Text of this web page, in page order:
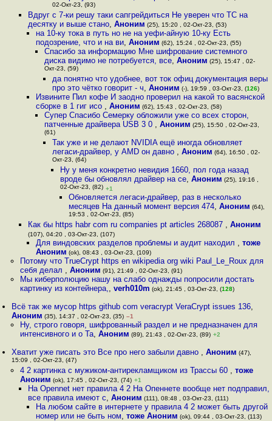
02-Окт-23, (93)
Вдруг с 7-ки решу таки сапгрейдиться Не уверен что TC на
десятку и выше стано, Аноним (25), 15:20 , 02-Окт-23, (53)
на 10-ку тока в путь но не на уефи-айную 10-ку Есть
подозрение, что и на ви,Аноним (62), 15:24 , 02-Окт-23, (55)
Спасибо за информацию Мне шифрование системного
диска видимо не потребуется, все, Аноним (25), 15:47 , 02-
Окт-23, (59)
да понятно что удобнее, вот ток офиц документация веры
про это чётко говорит - ч, Аноним (-), 19:59 , 03-Окт-23, (126)
Извините Пил кофе И заодно проверил на какой то васянской
сборке в 1 гиг исо ,Аноним (62), 15:43 , 02-Окт-23, (58)
Супер Спасибо Семерку обложили уже со всех сторон,
патченные драйвера USB 3 0 , Аноним (25), 15:50 , 02-Окт-23,
(61)
Так уже и не делают NVIDIA ещё иногда обновляет
легаси-драйвер, у AMD он давно , Аноним (64), 16:50 , 02-
Окт-23, (64)
Ну у меня конкретно невидия 1660, пол года назад
вроде бы обновлял драйвер на се,Аноним (25), 19:16 ,
02-Окт-23, (82) +1
Обновляется легаси-драйвер, раз в несколько
месяцев На данный момент версия 474, Аноним (64),
19:53 , 02-Окт-23, (85)
Как бы https habr com ru companies pt articles 268087 , Аноним
(107), 04:20 , 03-Окт-23, (107)
Для виндовских разделов проблемы и аудит находил ,тоже
Аноним (ok), 08:43 , 03-Окт-23, (109)
Потому что TrueCrypt https en wikipedia org wiki Paul_Le_Roux для
себя делал , Аноним (91), 21:49 , 02-Окт-23, (91)
Мы киберполюцию нашу на слабо однажды попросили достать
картинку из контейнера,, verh010m (ok), 21:45 , 03-Окт-23, (128)
Всё так же мусор https github com veracrypt VeraCrypt issues 136,
Аноним (35), 14:37 , 02-Окт-23, (35) –1
Ну, строго говоря, шифрованный раздел и не предназначен для
интенсивного и о Та, Аноним (89), 21:43 , 02-Окт-23, (89) +2
Хватит уже писать это Все про него забыли давно ,Аноним (47),
15:09 , 02-Окт-23, (47)
4 2 картинка с мужиком-антирекламщиком из Трассы 60 , тоже
Аноним (ok), 17:45 , 02-Окт-23, (74) +1
На Opennet нет правила 4 2 На Опеннете вообще нет подправил,
все правила имеют с, Аноним (111), 08:48 , 03-Окт-23, (111)
На любом сайте в интернете у правила 4 2 может быть другой
номер или не быть ном,тоже Аноним (ok), 09:44 , 03-Окт-23, (113)